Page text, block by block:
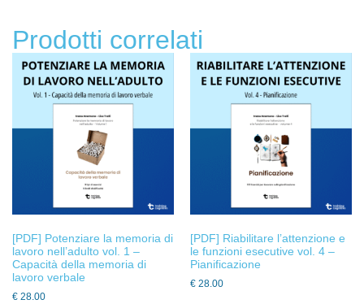
Prodotti correlati
[PDF] Potenziare la memoria di
lavoro nell’adulto vol. 1 –
Capacità della memoria di
lavoro verbale
€ 28.00
[PDF] Riabilitare l’attenzione e
le funzioni esecutive vol. 4 –
Pianificazione
€ 28.00